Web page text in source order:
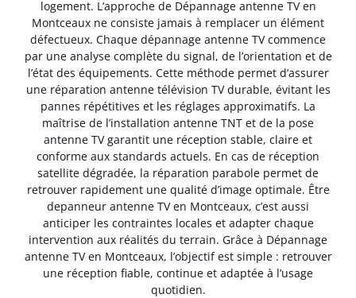
logement. L’approche de Dépannage antenne TV en
Montceaux ne consiste jamais à remplacer un élément
défectueux. Chaque dépannage antenne TV commence
par une analyse complète du signal, de l’orientation et de
l’état des équipements. Cette méthode permet d’assurer
une réparation antenne télévision TV durable, évitant les
pannes répétitives et les réglages approximatifs. La
maîtrise de l’installation antenne TNT et de la pose
antenne TV garantit une réception stable, claire et
conforme aux standards actuels. En cas de réception
satellite dégradée, la réparation parabole permet de
retrouver rapidement une qualité d’image optimale. Être
depanneur antenne TV en Montceaux, c’est aussi
anticiper les contraintes locales et adapter chaque
intervention aux réalités du terrain. Grâce à Dépannage
antenne TV en Montceaux, l’objectif est simple : retrouver
une réception fiable, continue et adaptée à l’usage
quotidien.